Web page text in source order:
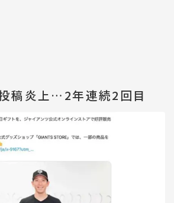
投稿炎上…2年連続2回目